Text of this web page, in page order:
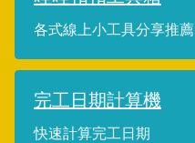
各式線上小工具分享推薦
完工日期計算機
快速計算完工日期